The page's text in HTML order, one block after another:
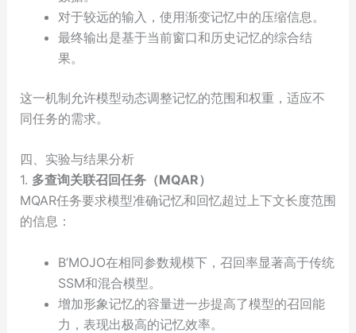
对于较远的输入，使用渐变记忆中的压缩信息。
最终输出是基于当前窗口和历史记忆的综合结
果。
这一机制允许模型动态调整记忆的范围和权重，适应不
同任务的需求。
四、实验与结果分析
1. 多查询关联召回任务（MQAR）
MQAR任务要求模型准确记忆和回忆超过上下文长度范围
的信息：
B’MOJO在相同参数规模下，召回率显著高于传统
SSM和混合模型。
增加形象记忆的容量进一步提高了模型的召回能
力，表现出极高的记忆效率。